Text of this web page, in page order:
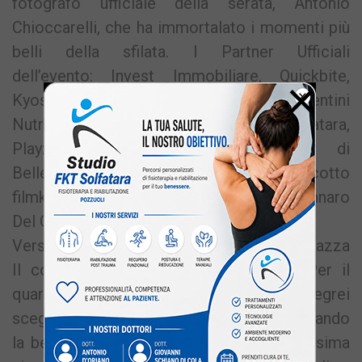
Chioccarelli, che ha immortalato i momenti più
belli della sfilata. I Partner Ufficiali
dell’evento: Invest Immobiliare, Quickbite,
Kyosko Sushi, Snellife Raffaele Bentini
Nutrizionista, PVC System Italy, FKT Solfatara,
Playzone Pozzuoli, Ischia Sorgente di
Bellezza, Body Power Fitness, luigi scotto
filmkamera e al prezioso press partner Gennaro
Del Giudice di Cronaca Flegrea.
Verso la Finalissima: l’appuntamento in piazza
Il countdown è ufficialmente iniziato. Per il
quarto anno consecutivo, Miss Campi Flegrei
sceglie di abbracciare la cittadinanza portando
la bellezza in mezzo alla gente. La finalissima
×